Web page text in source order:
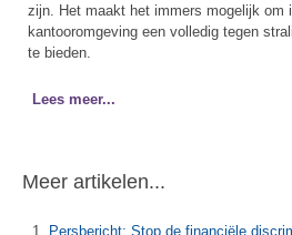
zijn. Het maakt het immers mogelijk om
kantooromgeving een volledig tegen
te bieden.
Lees meer...
Meer artikelen...
Persbericht: Stop de financiële